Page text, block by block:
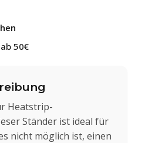
50€
Heatstrip-
Ständer ist ideal für
nicht möglich ist, einen